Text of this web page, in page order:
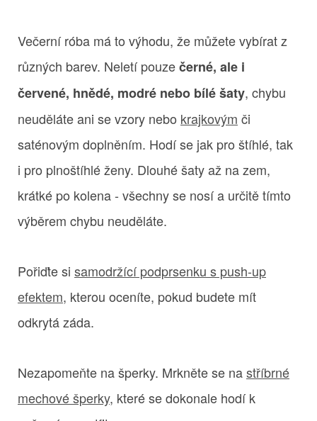
Večerní róba má to výhodu, že můžete vybírat z
různých barev. Neletí pouzečerné, ale i
červené, hnědé, modré nebo bílé šaty, chybu
neuděláte ani se vzory nebo krajkovým či
saténovým doplněním. Hodí se jak pro štíhlé, tak
i pro plnoštíhlé ženy. Dlouhé šaty až na zem,
krátké po kolena - všechny se nosí a určitě tímto
výběrem chybu neuděláte.
Pořiďte si samodržící podprsenku s push-up
efektem, kterou oceníte, pokud budete mít
odkrytá záda.
Nezapomeňte na šperky. Mrkněte se nastříbrné
mechové šperky, které se dokonale hodí k